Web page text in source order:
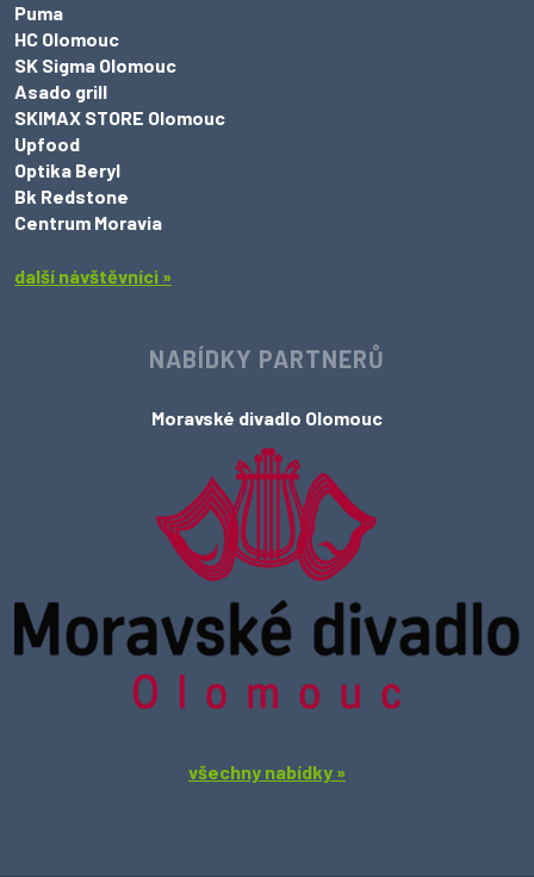
Puma
HC Olomouc
SK Sigma Olomouc
Asado grill
SKIMAX STORE Olomouc
Upfood
Optika Beryl
Bk Redstone
Centrum Moravia
další návštěvníci »
NABÍDKY PARTNERŮ
Moravské divadlo Olomouc
všechny nabídky »